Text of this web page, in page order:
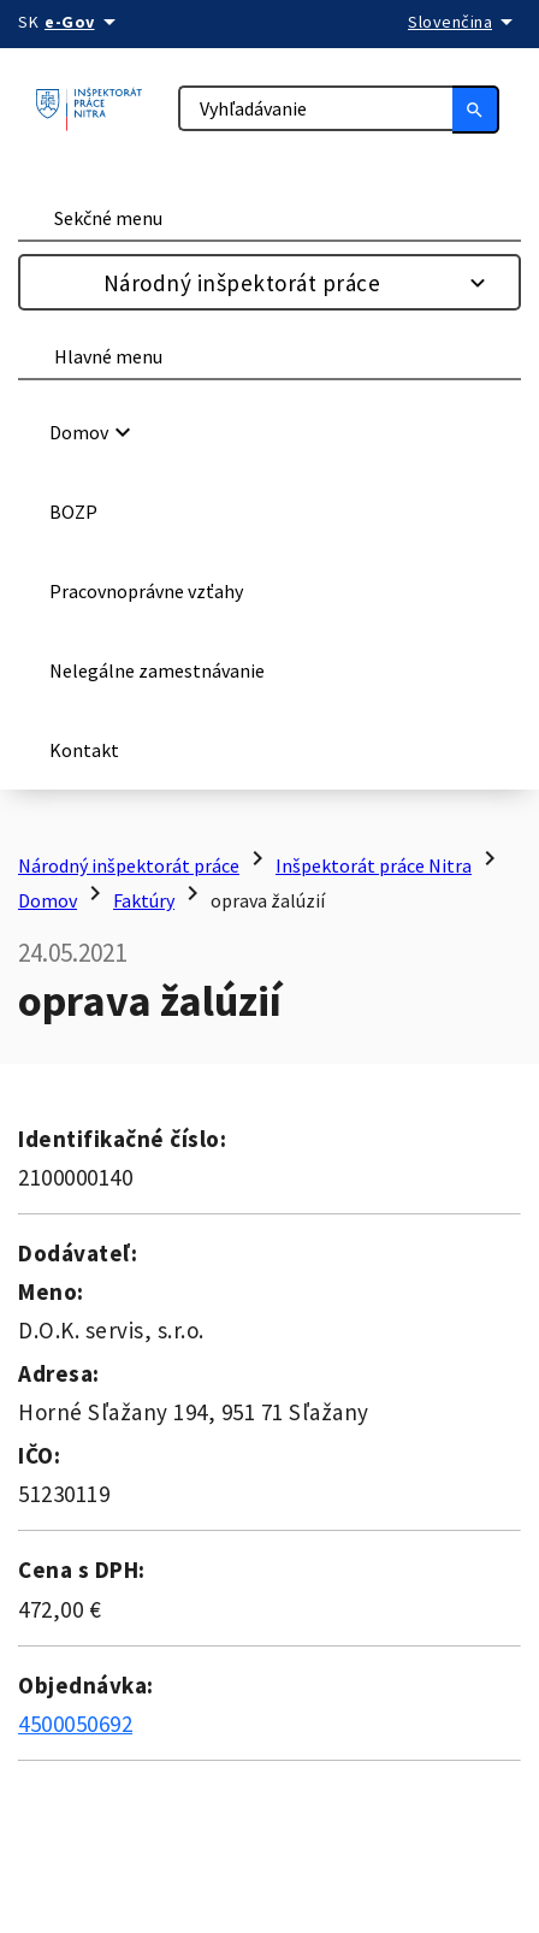
Preskočiť na obsah
SK e-Govarrow_drop_down Slovenčina arrow_drop_down
search
Sekčné menu
Národný inšpektorát práce
Hlavné menu
Domovkeyboard_arrow_down
BOZP
Pracovnoprávne vzťahy
Nelegálne zamestnávanie
Kontakt
Národný inšpektorát práce chevron_right Inšpektorát práce Nitra chevron_right
Domov chevron_right Faktúry chevron_right oprava žalúzií
24.05.2021
oprava žalúzií
Identifikačné číslo:
2100000140
Dodávateľ:
Meno:
D.O.K. servis, s.r.o.
Adresa:
Horné Sľažany 194, 951 71 Sľažany
IČO:
51230119
Cena s DPH:
472,00 €
Objednávka:
4500050692